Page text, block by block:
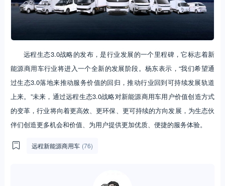
远程生态3.0战略的发布，是行业发展的一个里程碑，它标志着新
能源商用车行业将进入一个全新的发展阶段。杨东表示，“我们希望通
过生态3.0落地来推动服务价值的回归，推动行业回到可持续发展轨道
上来。”未来，通过远程生态3.0战略对新能源商用车用户价值创造方式
的变革，行业将向着更高效、更环保、更可持续的方向发展，为生态伙
伴们创造更多机会和价值、为用户提供更加优质、便捷的服务体验。
远程新能源商用车 (76)